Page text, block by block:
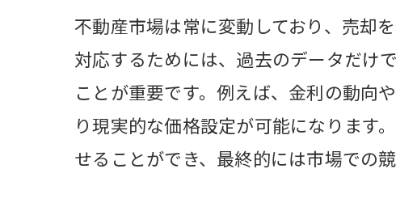
高齢
少子化
シニア
家族構
高齢者
不動産市場は常に変動しており、売却
対応するためには、過去のデータだけ
ことが重要です。例えば、金利の動向
り現実的な価格設定が可能になります
せることができ、最終的には市場での